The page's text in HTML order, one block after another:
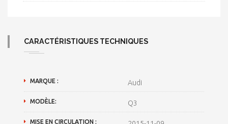
CARACTÉRISTIQUES TECHNIQUES
MARQUE : Audi
MODÈLE: Q3
MISE EN CIRCULATION :